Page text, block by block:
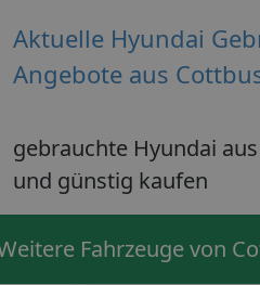
Aktuelle Hyundai
Angebote aus
gebrauchte Hyundai
und günstig kaufen
Fahrzeuge von